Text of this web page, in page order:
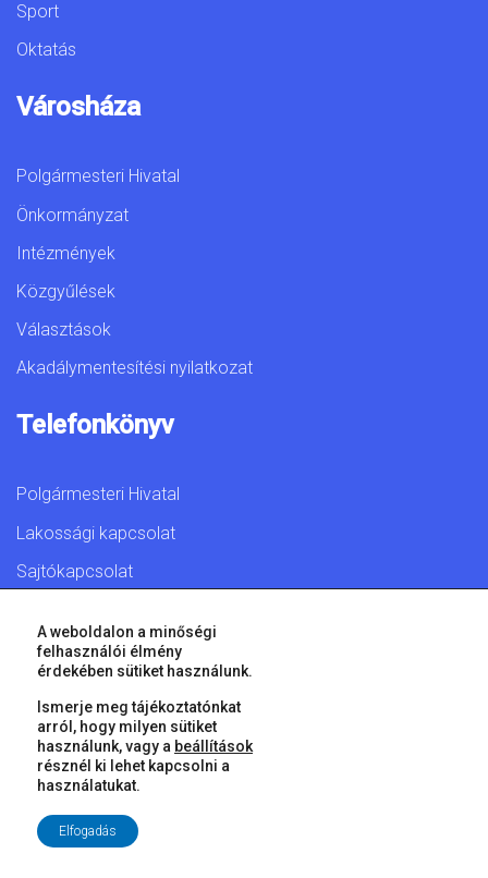
Sport
Oktatás
Városháza
Polgármesteri Hivatal
Önkormányzat
Intézmények
Közgyűlések
Választások
Akadálymentesítési nyilatkozat
Telefonkönyv
Polgármesteri Hivatal
Lakossági kapcsolat
Sajtókapcsolat
© 2026 Győr Megyei Jogú Város • Minden jog fenntartva!
A weboldalon a minőségi
felhasználói élmény
érdekében sütiket használunk.
Ismerje meg tájékoztatónkat
arról, hogy milyen sütiket
használunk, vagy a beállítások
résznél ki lehet kapcsolni a
használatukat.
Elfogadás